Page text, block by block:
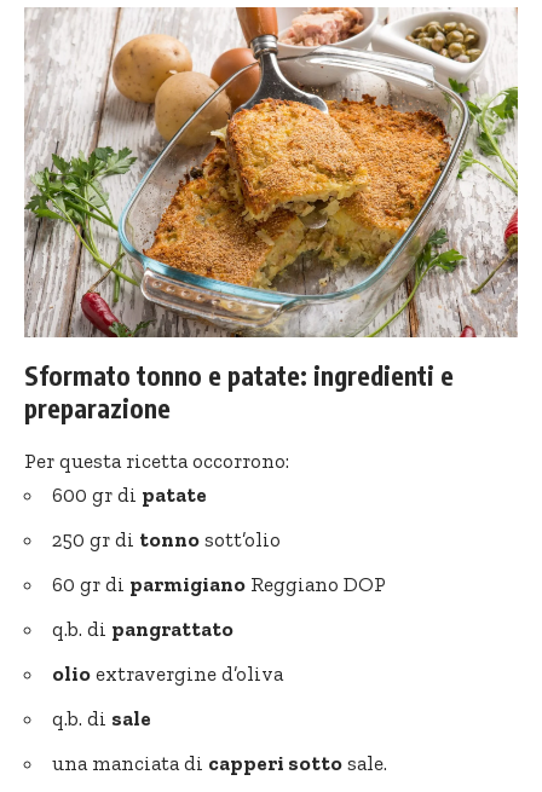
Sformato tonno e patate: ingredienti e
preparazione
Per questa ricetta occorrono:
600 gr di patate
250 gr di tonno sott’olio
60 gr di parmigiano Reggiano DOP
q.b. di pangrattato
olio extravergine d’oliva
q.b. di sale
una manciata di capperi sotto sale.